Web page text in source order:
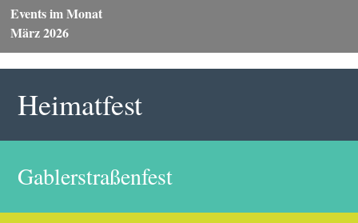
Events im Monat
März 2026
Heimatfest
Gablerstraßenfest